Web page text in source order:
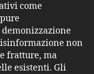
come
non
fratture, ma
esistenti. Gli